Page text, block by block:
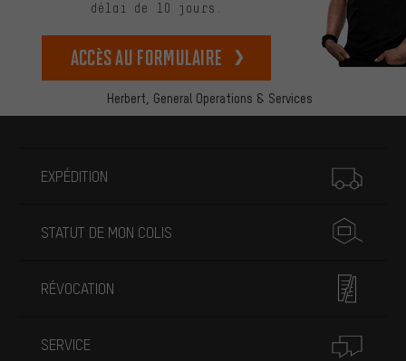
Herbert, General Operations & Services
délai de 10 jours.
Accès au formulaire
EXPÉDITION
STATUT DE MON COLIS
RÉVOCATION
SERVICE